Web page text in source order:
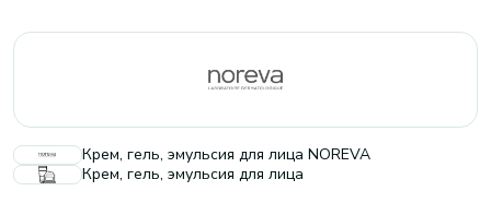
Крем, гель, эмульсия для лица NOREVA
Крем, гель, эмульсия для лица